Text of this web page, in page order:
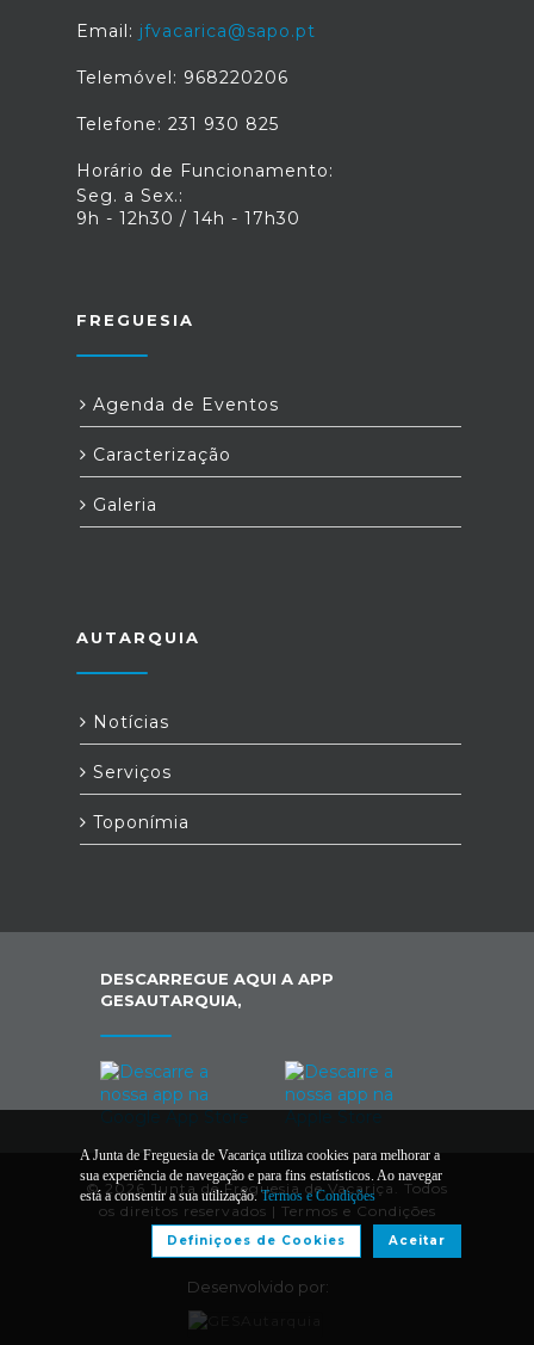
Email: jfvacarica@sapo.pt
Telemóvel: 968220206
Telefone: 231 930 825
Horário de Funcionamento:
Seg. a Sex.:
9h - 12h30 / 14h - 17h30
FREGUESIA
Agenda de Eventos
Caracterização
Galeria
AUTARQUIA
Notícias
Serviços
Toponímia
DESCARREGUE AQUI A APP
GESAUTARQUIA,
© 2026 Junta de Freguesia de Vacariça. Todos
os direitos reservados | Termos e Condições
Desenvolvido por:
A Junta de Freguesia de Vacariça utiliza cookies para melhorar a
sua experiência de navegação e para fins estatísticos. Ao navegar
está a consentir a sua utilização. Termos e Condições
Aceitar
Definiçoes de Cookies